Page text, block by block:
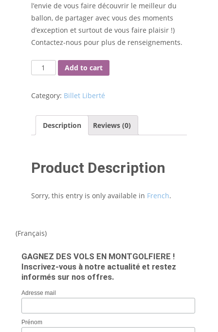
l’envie de vous faire découvrir le meilleur du
ballon, de partager avec vous des moments
d’exception et surtout de vous faire plaisir !)
Contactez-nous pour plus de renseignements.
Add to cart
Category: Billet Liberté
Description Reviews (0)
Product Description
Sorry, this entry is only available in French.
(Français)
GAGNEZ DES VOLS EN MONTGOLFIERE !
Inscrivez-vous à notre actualité et restez
informés sur nos offres.
Adresse mail
Prénom